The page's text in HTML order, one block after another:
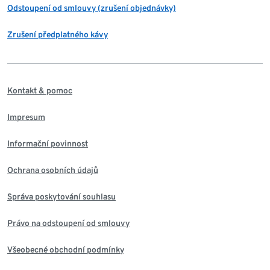
Odstoupení od smlouvy (zrušení objednávky)
Zrušení předplatného kávy
Kontakt & pomoc
Impresum
Informační povinnost
Ochrana osobních údajů
Správa poskytování souhlasu
Právo na odstoupení od smlouvy
Všeobecné obchodní podmínky